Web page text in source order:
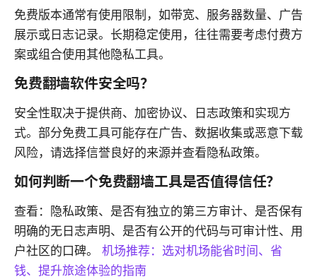
免费版本通常有使用限制，如带宽、服务器数量、广告
展示或日志记录。长期稳定使用，往往需要考虑付费方
案或组合使用其他隐私工具。
免费翻墙软件安全吗？
安全性取决于提供商、加密协议、日志政策和实现方
式。部分免费工具可能存在广告、数据收集或恶意下载
风险，请选择信誉良好的来源并查看隐私政策。
如何判断一个免费翻墙工具是否值得信任？
查看：隐私政策、是否有独立的第三方审计、是否保有
明确的无日志声明、是否有公开的代码与可审计性、用
户社区的口碑。 机场推荐：选对机场能省时间、省
钱、提升旅途体验的指南